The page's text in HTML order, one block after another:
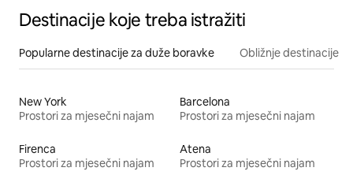
Destinacije koje treba istražiti
Popularne destinacije za duže boravke Obližnje destinacije
New York
Prostori za mjesečni najam
Barcelona
Prostori za mjesečni najam
Firenca
Prostori za mjesečni najam
Atena
Prostori za mjesečni najam